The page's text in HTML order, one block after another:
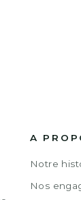
A
Notre
Nos